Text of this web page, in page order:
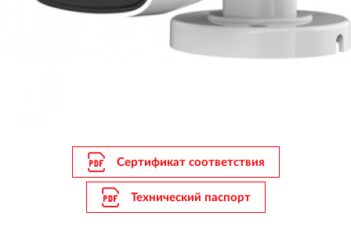
Сертификат соответствия
Технический паспорт